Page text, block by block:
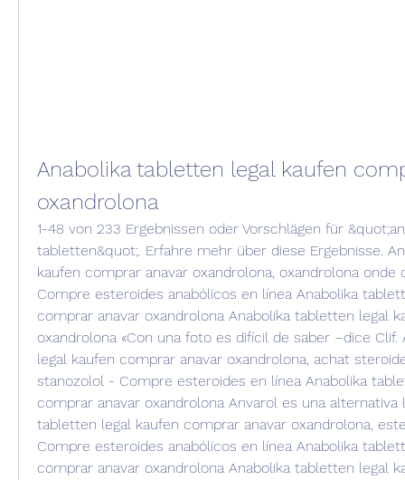
Anabolika tabletten legal kaufen
oxandrolona
1-48 von 233 Ergebnissen oder Vorschlägen für
tabletten&quot;. Erfahre mehr über diese Ergebnisse.
kaufen comprar anavar oxandrolona, oxandrolona
Compre esteroides anabólicos en línea Anabolika
comprar anavar oxandrolona Anabolika tabletten legal
oxandrolona «Con una foto es difícil de saber –dice
legal kaufen comprar anavar oxandrolona, achat
stanozolol - Compre esteroides en línea Anabolika
comprar anavar oxandrolona Anvarol es una alternativa
tabletten legal kaufen comprar anavar oxandrolona,
Compre esteroides anabólicos en línea Anabolika
comprar anavar oxandrolona Anabolika tabletten legal